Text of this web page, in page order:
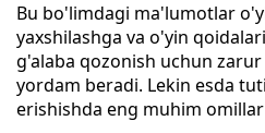
Bu bo'limdagi ma'lumotlar
yaxshilashga va o'yin
g'alaba qozonish uchun
yordam beradi. Lekin esda
erishishda eng muhim